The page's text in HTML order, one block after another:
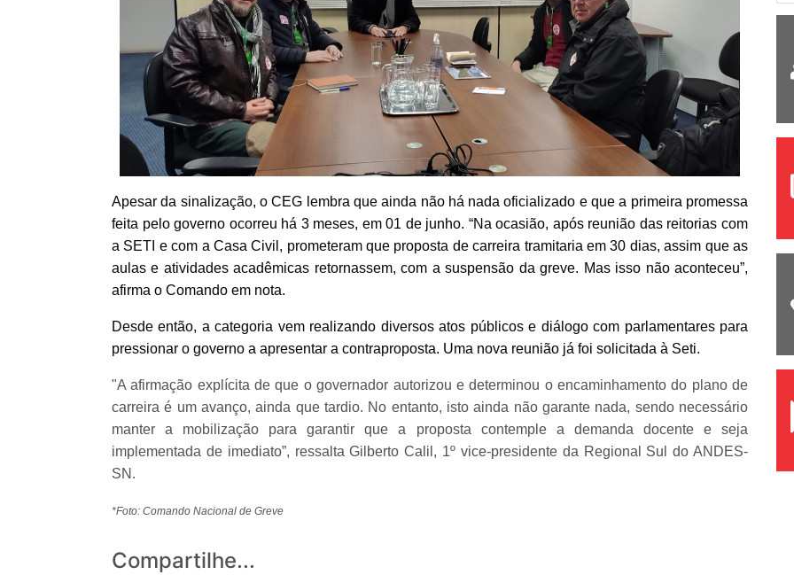
Apesar da sinalização, o CEG lembra que ainda não há nada oficializado e que a primeira promessa
feita pelo governo ocorreu há 3 meses, em 01 de junho. “Na ocasião, após reunião das reitorias com
a SETI e com a Casa Civil, prometeram que proposta de carreira tramitaria em 30 dias, assim que as
aulas e atividades acadêmicas retornassem, com a suspensão da greve. Mas isso não aconteceu”,
afirma o Comando em nota.
Desde então, a categoria vem realizando diversos atos públicos e diálogo com parlamentares para
pressionar o governo a apresentar a contraproposta. Uma nova reunião já foi solicitada à Seti.
"A afirmação explícita de que o governador autorizou e determinou o encaminhamento do plano de
carreira é um avanço, ainda que tardio. No entanto, isto ainda não garante nada, sendo necessário
manter a mobilização para garantir que a proposta contemple a demanda docente e seja
implementada de imediato”, ressalta Gilberto Calil, 1º vice-presidente da Regional Sul do ANDES-
SN.
*Foto: Comando Nacional de Greve
Compartilhe...